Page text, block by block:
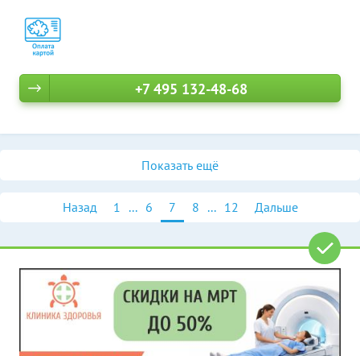
+7 495 132-48-68
Показать ещё
Назад 1 ... 6 7 8 ... 12 Дальше